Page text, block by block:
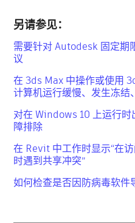
另请参见：
需要针对 Autodesk 固定期
议
在 3ds Max 中操作或使用
计算机运行缓慢、发生冻结
对在 Windows 10 上运行
障排除
在 Revit 中工作时显示“在
时遇到共享冲突”
如何检查是否因防病毒软